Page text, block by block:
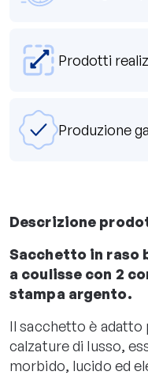
Prodotti
Produzione
Descrizione
Sacchetto in raso
a coulisse con 2
stampa argento.
Il sacchetto è
calzature di lusso,
morbido, lucido ed